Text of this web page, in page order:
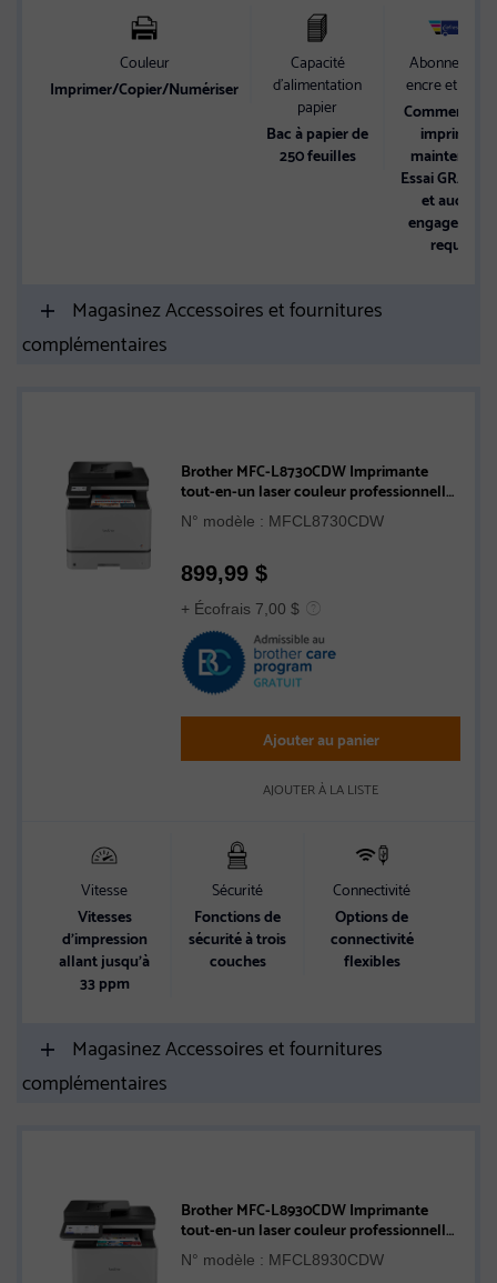
Couleur
Imprimer/Copier/Numériser
Capacité
d’alimentation
papier
Bac à papier de
250 feuilles
Abonnement
encre et toner
Commencez à
imprimer
maintenant.
Essai
et aucun
engagement
requis
Magasinez Accessoires et fournitures
complémentaires
Brother MFC-L8730CDW Imprimante
tout-en-un laser couleur professionnelle
avec impression, numérisation et copie
recto verso et réseautage sans fil
N° modèle : MFCL8730CDW
899,99 $
+ Écofrais 7,00 $
Ajouter au panier
AJOUTER À LA LISTE
Vitesse
Vitesses
d'impression
allant jusqu’à
33 ppm
Sécurité
Fonctions de
sécurité à trois
couches
Connectivité
Options de
connectivité
flexibles
Magasinez Accessoires et fournitures
complémentaires
Brother MFC-L8930CDW Imprimante
tout-en-un laser couleur professionnelle
économique avec impression,
numérisation et copie recto verso
N° modèle : MFCL8930CDW